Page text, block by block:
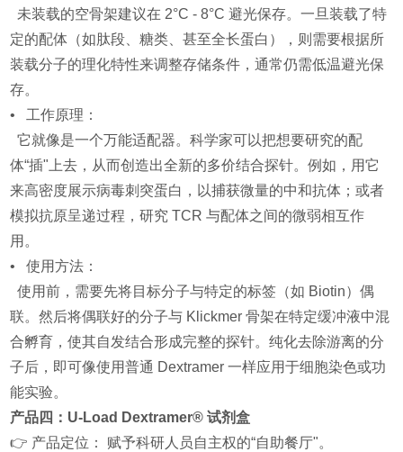
未装载的空骨架建议在 2°C - 8°C 避光保存。一旦装载了特
定的配体（如肽段、糖类、甚至全长蛋白），则需要根据所
装载分子的理化特性来调整存储条件，通常仍需低温避光保
存。
• 工作原理：
它就像是一个万能适配器。科学家可以把想要研究的配
体“插"上去，从而创造出全新的多价结合探针。例如，用它
来高密度展示病毒刺突蛋白，以捕获微量的中和抗体；或者
模拟抗原呈递过程，研究 TCR 与配体之间的微弱相互作
用。
• 使用方法：
使用前，需要先将目标分子与特定的标签（如 Biotin）偶
联。然后将偶联好的分子与 Klickmer 骨架在特定缓冲液中混
合孵育，使其自发结合形成完整的探针。纯化去除游离的分
子后，即可像使用普通 Dextramer 一样应用于细胞染色或功
能实验。
产品四：U-Load Dextramer® 试剂盒
👉 产品定位： 赋予科研人员自主权的“自助餐厅"。